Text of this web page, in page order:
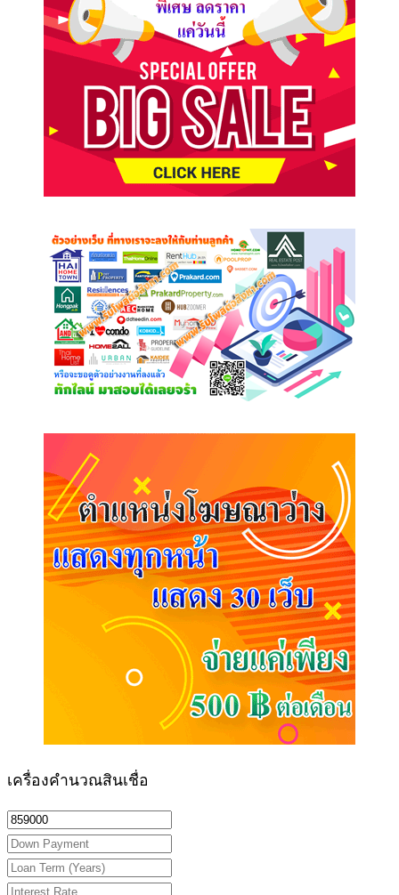
เครื่องคำนวณสินเชื่อ